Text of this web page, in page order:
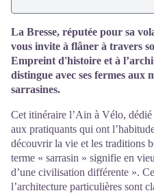
La Bresse, réputée pour sa
vous invite à flâner à travers
Empreint d'histoire et à
distingue avec ses fermes aux
sarrasines.
Cet itinéraire l’Ain à Vélo,
aux pratiquants qui ont
découvrir la vie et les traditions
terme « sarrasin » signifie en
d’une civilisation différente ».
l’architecture particulières sont